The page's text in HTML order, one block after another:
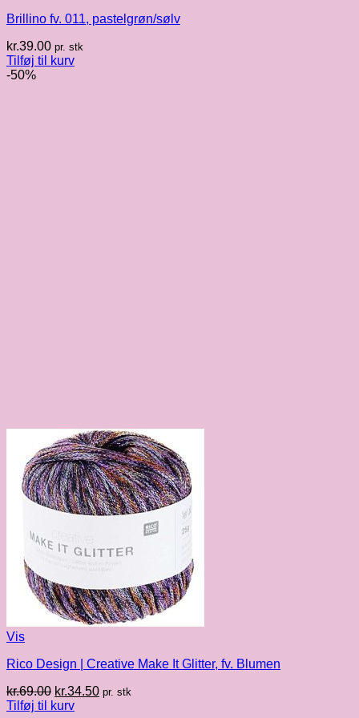
Brillino fv. 011, pastelgrøn/sølv
kr.39.00 pr. stk
Tilføj til kurv
-50%
Vis
Rico Design | Creative Make It Glitter, fv. Blumen
kr.69.00 Den
oprindelige
kr.34.50Den
pr. stk
Tilføj til kurv